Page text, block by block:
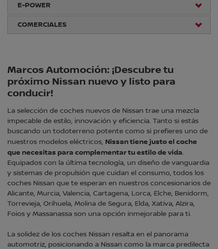
E-POWER
COMERCIALES
Marcos Automoción: ¡Descubre tu
próximo Nissan nuevo y listo para
conducir!
La selección de coches nuevos de Nissan trae una mezcla
impecable de estilo, innovación y eficiencia. Tanto si estás
buscando un todoterreno potente como si prefieres uno de
nuestros modelos eléctricos, Nissan tiene justo el coche
que necesitas para complementar tu estilo de vida.
Equipados con la última tecnología, un diseño de vanguardia
y sistemas de propulsión que cuidan el consumo, todos los
coches Nissan que te esperan en nuestros concesionarios de
Alicante, Murcia, Valencia, Cartagena, Lorca, Elche, Benidorm,
Torrevieja, Orihuela, Molina de Segura, Elda, Xativa, Alzira,
Foios y Massanassa son una opción inmejorable para ti.
La solidez de los coches Nissan resalta en el panorama
automotriz, posicionando a Nissan como la marca predilecta